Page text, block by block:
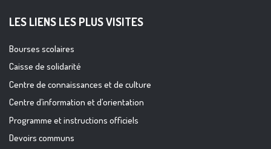
LES LIENS LES PLUS VISITES
Bourses scolaires
Caisse de solidarité
Centre de connaissances et de culture
Centre d’information et d’orientation
Programme et instructions officiels
Devoirs communs